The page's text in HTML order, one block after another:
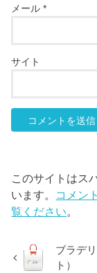
メール*
サイト
このサイトはス
います。 コメン
覧ください。
ブラデ
ト）